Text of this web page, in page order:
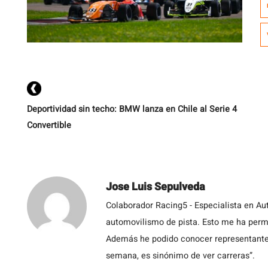
Deportividad sin techo: BMW lanza en Chile al Serie 4
Convertible
Jose Luis Sepulveda
Colaborador Racing5 - Especialista en
automovilismo de pista. Esto me ha
Además he podido conocer
semana, es sinónimo de ver carreras”.